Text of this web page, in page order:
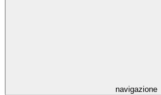
navigazione